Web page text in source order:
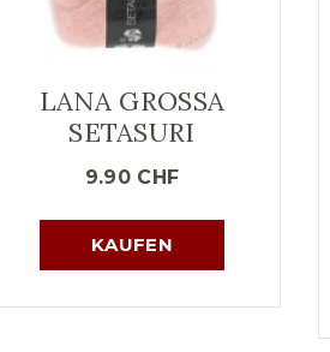
LANA GROSSA
SETASURI
9.90 CHF
KAUFEN